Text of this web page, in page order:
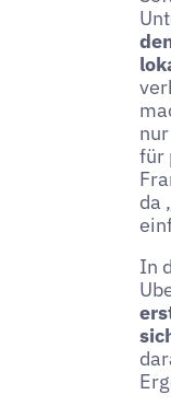
für
da
In